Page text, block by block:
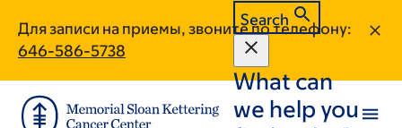
main
content
footer
Для записи на приемы, звоните по телефону:
646-586-5738
Search
What can
we help you